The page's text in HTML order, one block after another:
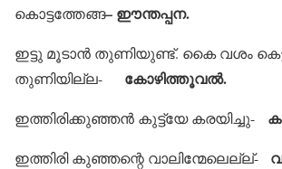
കൊട്ടത്തേങ്ങ– ഈന്തപ്പന.
ഇട്ടു മൂടാന്‍ തുണിയുണ്ട്. കൈ വശം
തുണിയില്ല- കോഴിത്തൂവല്‍.
ഇത്തിരിക്കുഞ്ഞന്‍ കുട്ട്യേ കരയിച്ചു-
ഇത്തിരി കുഞ്ഞന്റെ വാലിന്മേലെല്ല്-